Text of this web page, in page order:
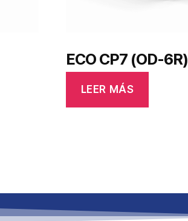
ECO CP7 (OD-6R)
LEER MÁS